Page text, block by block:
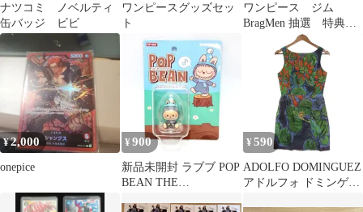
ナツコミ ノベルティ
缶バッジ ビビ
ワンピースグッズセッ
ト
ワンピース ジム
BragMen 抽選 特典
BIG ステッカー 麦わ
らの一味
¥2,000
onepice
¥ 900
新品未開封 ラブブ POP
BEAN THE
¥ 590
ADOLFO DOMINGUEZ
アドルフォ ドミンゲス